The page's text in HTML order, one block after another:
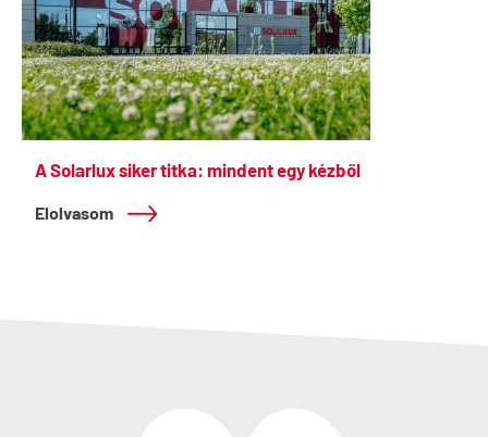
A Solarlux siker titka: mindent egy kézből
Elolvasom